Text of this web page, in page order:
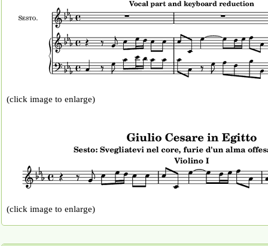
(click image to enlarge)
(click image to enlarge)